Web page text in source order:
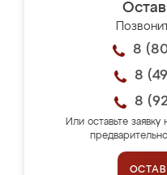
8
8
8
Или оставьте заявку